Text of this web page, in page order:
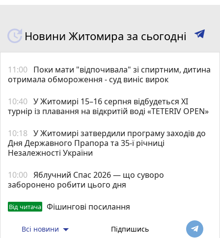
Новини Житомира за сьогодні
11:00 Поки мати "відпочивала" зі спиртним, дитина
отримала обмороження - суд виніс вирок
10:40 У Житомирі 15–16 серпня відбудеться XI
турнір із плавання на відкритій воді «TETERIV OPEN»
10:18 У Житомирі затвердили програму заходів до
Дня Державного Прапора та 35-ї річниці
Незалежності України
10:00 Яблучний Спас 2026 — що суворо
заборонено робити цього дня
Від читача Фішингові посилання
Всі новини Підпишись